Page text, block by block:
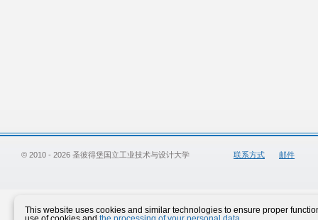
© 2010 - 2026 圣彼得堡国立工业技术与设计大学 联系方式 邮件
This website uses cookies and similar technologies to ensure proper